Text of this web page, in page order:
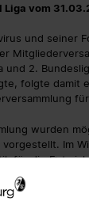
vom
und seiner
2.
folgte damit
wurden
Im
für die